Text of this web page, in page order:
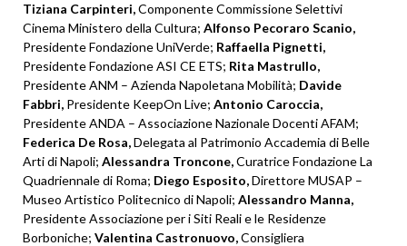
Tiziana Carpinteri,Componente Commissione Selettivi
Cinema Ministero della Cultura; Alfonso Pecoraro Scanio,
Presidente Fondazione UniVerde; Raffaella Pignetti,
Presidente Fondazione ASI CE ETS; Rita Mastrullo,
Presidente ANM – Azienda Napoletana Mobilità; Davide
Fabbri, Presidente KeepOn Live; Antonio Caroccia,
Presidente ANDA – Associazione Nazionale Docenti AFAM;
Federica De Rosa,Delegata al Patrimonio Accademia di Belle
Arti di Napoli; Alessandra Troncone,Curatrice Fondazione La
Quadriennale di Roma; Diego Esposito,Direttore MUSAP –
Museo Artistico Politecnico di Napoli; Alessandro Manna,
Presidente Associazione per i Siti Reali e le Residenze
Borboniche; Valentina Castronuovo,Consigliera